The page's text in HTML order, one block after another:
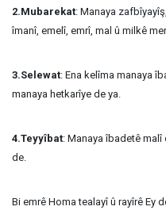
2.Mubarekat: Manaya
îmanî, emelî, emrî, mal û milkê
3.Selewat: Ena kelîma manaya
manaya hetkarîye de ya.
4.Teyyîbat: Manaya îbadetê
de.
Bi emrê Homa tealayî û rayîrê Ey